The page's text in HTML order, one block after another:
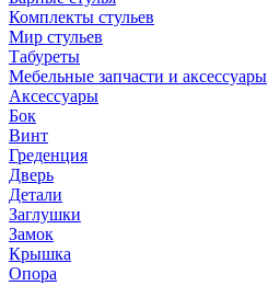
Комплекты стульев
Мир стульев
Табуреты
Мебельные запчасти и аксессуары
Аксессуары
Бок
Винт
Греденция
Дверь
Детали
Заглушки
Замок
Крышка
Опора